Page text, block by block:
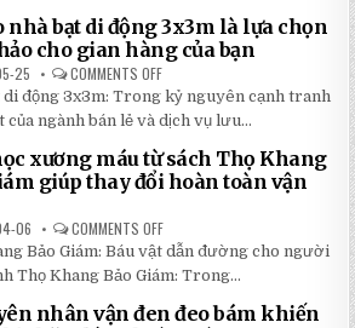
RẺ
TẠI
NHẬT
ĐÔNG
100
TRANG
MỚI
2026:
GIẢM
GIÁ
SỐ
TẬN
GỐC
TẠI
NHẬT
nhà bạt di động 3x3m là lựa chọn
cho gian hàng của bạn
25 COMMENTS OFF
5
LÝ
DO
NHÀ
BẠT
DI
ĐỘNG
3X3M
LỰA
HOÀN
HẢO
CHO
HÀNG
CỦA
di động 3x3m: Trong kỷ nguyên cạnh tranh
của ngành bán lẻ và dịch vụ lưu...
xương máu từ sách Thọ Khang
giúp thay đổi hoàn toàn vận
06 COMMENTS OFF
5
BÀI
HỌC
XƯƠNG
MÁU
TỪ
Bảo Giám: Báu vật dẫn đường cho người
Thọ Khang Bảo Giám: Trong...
nhân vận đen đeo bám khiến